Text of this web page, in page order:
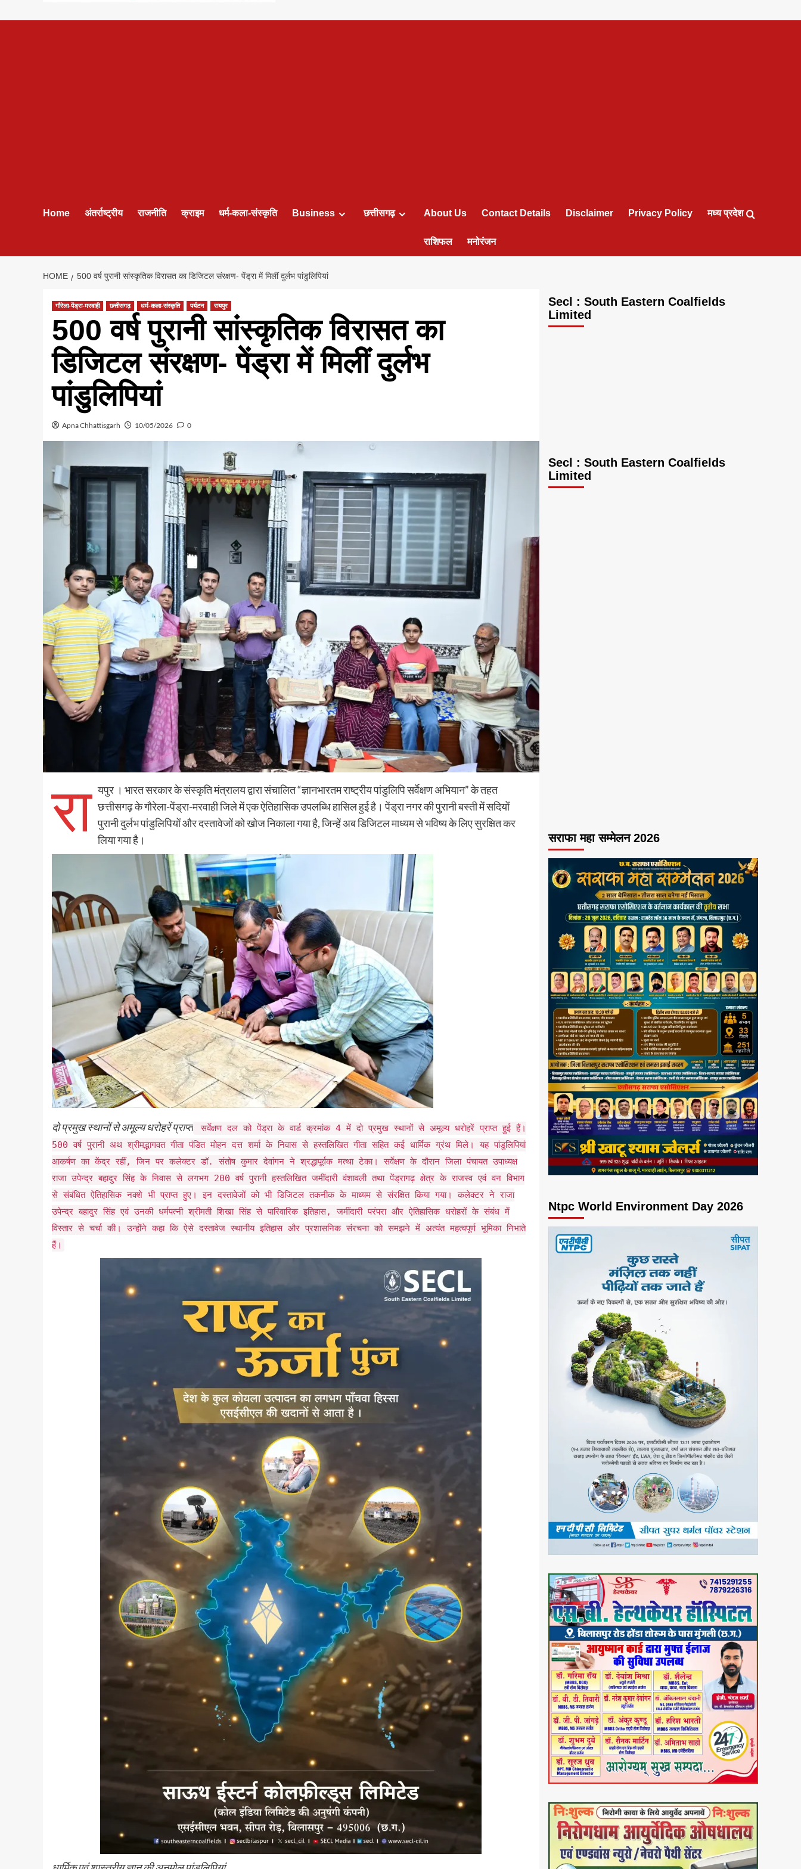
Home अंतर्राष्ट्रीय राजनीति क्राइम धर्म-कला-संस्कृति Business छत्तीसगढ़ About Us Contact Details Disclaimer Privacy Policy मध्य प्रदेश
राशिफल मनोरंजन
HOME 500 वर्ष पुरानी सांस्कृतिक विरासत का डिजिटल संरक्षण- पेंड्रा में मिलीं दुर्लभ पांडुलिपियां
गौरेला-पेंड्रा-मरवाही छत्तीसगढ़ धर्म-कला-संस्कृति पर्यटन रायपुर
500 वर्ष पुरानी सांस्कृतिक विरासत का
डिजिटल संरक्षण- पेंड्रा में मिलीं दुर्लभ
पांडुलिपियां
Apna Chhattisgarh 10/05/2026 0
रा यपुर । भारत सरकार के संस्कृति मंत्रालय द्वारा संचालित “ज्ञानभारतम राष्ट्रीय पांडुलिपि सर्वेक्षण अभियान” के तहत
छत्तीसगढ़ के गौरेला-पेंड्रा-मरवाही जिले में एक ऐतिहासिक उपलब्धि हासिल हुई है। पेंड्रा नगर की पुरानी बस्ती में सदियों
पुरानी दुर्लभ पांडुलिपियों और दस्तावेजों को खोज निकाला गया है, जिन्हें अब डिजिटल माध्यम से भविष्य के लिए सुरक्षित कर
लिया गया है।
दो प्रमुख स्थानों से अमूल्य धरोहरें प्राप्त
सर्वेक्षण दल को पेंड्रा के वार्ड क्रमांक 4 में दो प्रमुख स्थानों से अमूल्य धरोहरें प्राप्त हुई हैं।
500 वर्ष पुरानी अथ श्रीमद्भागवत गीता पंडित मोहन दत्त शर्मा के निवास से हस्तलिखित गीता सहित कई धार्मिक ग्रंथ मिले। यह पांडुलिपियां
आकर्षण का केंद्र रहीं, जिन पर कलेक्टर डॉ. संतोष कुमार देवांगन ने श्रद्धापूर्वक मत्था टेका। सर्वेक्षण के दौरान जिला पंचायत उपाध्यक्ष
राजा उपेन्द्र बहादुर सिंह के निवास से लगभग 200 वर्ष पुरानी हस्तलिखित जमींदारी वंशावली तथा पेंड्रागढ़ क्षेत्र के राजस्व एवं वन विभाग
से संबंधित ऐतिहासिक नक्शे भी प्राप्त हुए। इन दस्तावेजों को भी डिजिटल तकनीक के माध्यम से संरक्षित किया गया। कलेक्टर ने राजा
उपेन्द्र बहादुर सिंह एवं उनकी धर्मपत्नी श्रीमती शिखा सिंह से पारिवारिक इतिहास, जमींदारी परंपरा और ऐतिहासिक धरोहरों के संबंध में
विस्तार से चर्चा की। उन्होंने कहा कि ऐसे दस्तावेज स्थानीय इतिहास और प्रशासनिक संरचना को समझने में अत्यंत महत्वपूर्ण भूमिका निभाते
हैं।
Secl : South Eastern Coalfields
Limited
Secl : South Eastern Coalfields
Limited
सराफा महा सम्मेलन 2026
Ntpc World Environment Day 2026